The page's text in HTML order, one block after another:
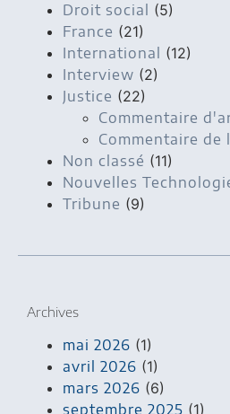
Droit social
(5)
France (21)
International
(12)
Interview (2)
Justice (22)
Commentaire
Commentaire de
Non classé (11)
Nouvelles
Tribune (9)
Archives
mai 2026 (1)
avril 2026 (1)
mars 2026 (6)
septembre 2025 (1)